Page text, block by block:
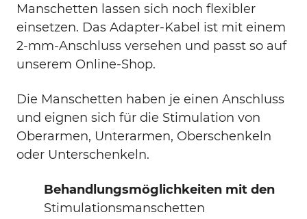
Manschetten lassen sich noch flexibler
einsetzen. Das Adapter-Kabel ist mit einem
2-mm-Anschluss versehen und passt so auf
unserem Online-Shop.
Die Manschetten haben je einen Anschluss
und eignen sich für die Stimulation von
Oberarmen, Unterarmen, Oberschenkeln
oder Unterschenkeln.
Behandlungsmöglichkeiten mit den
Stimulationsmanschetten